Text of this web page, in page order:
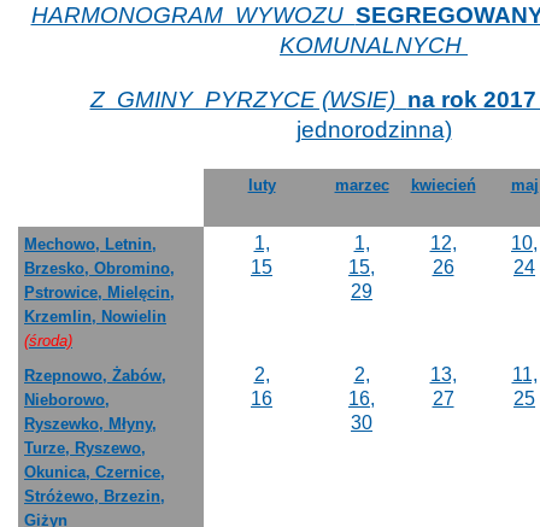
HARMONOGRAM WYWOZU
KOMUNALNYCH
Z GMINY PYRZYCE (WSIE) na rok
jednorodzinna)
luty marzec kwiecień maj
Mechowo, Letnin,
Brzesko, Obromino,
Pstrowice, Mielęcin,
Krzemlin, Nowielin
(środa)
1,
15
1,
15,
29
12,
26
10,
24
Rzepnowo, Żabów,
Nieborowo,
Ryszewko, Młyny,
Turze, Ryszewo,
Okunica, Czernice,
Stróżewo, Brzezin,
Giżyn
2,
16
2,
16,
30
13,
27
11,
25